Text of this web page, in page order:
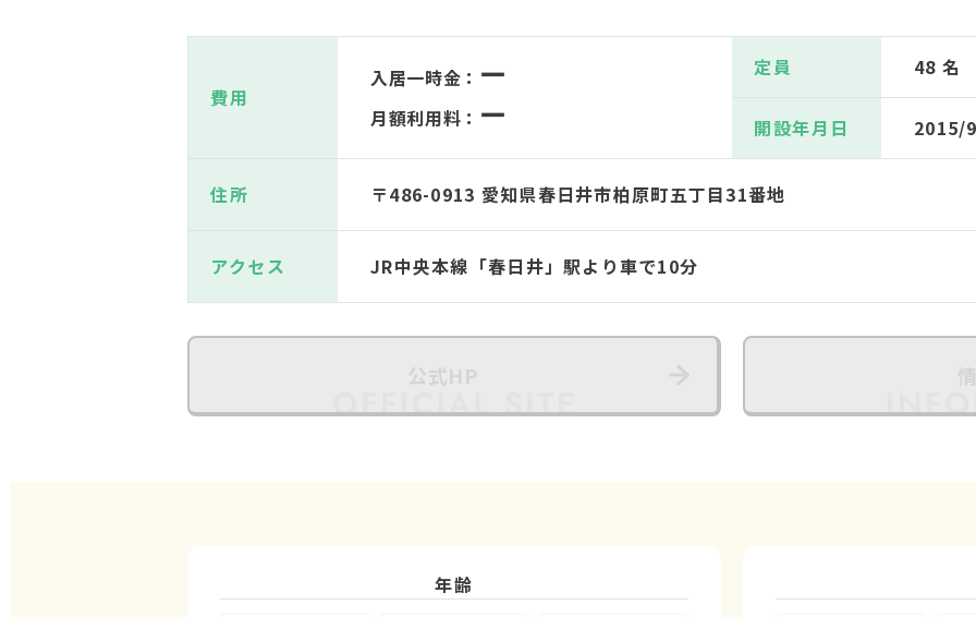
費用
入居一時金： ー
月額利用料： ー
定員 48 名
開設年月日 2015/
住所 〒486-0913 愛知県春日井市柏原町五丁目31番地
アクセス JR中央本線「春日井」駅より車で10分
年齢